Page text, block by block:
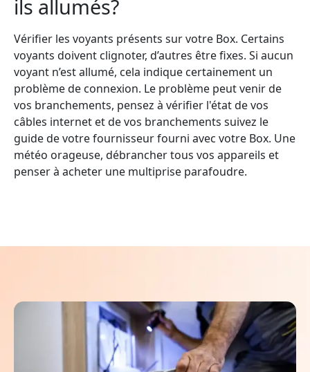
ils allumés?
Vérifier les voyants présents sur votre Box. Certains
voyants doivent clignoter, d’autres être fixes. Si aucun
voyant n’est allumé, cela indique certainement un
problème de connexion. Le problème peut venir de
vos branchements, pensez à vérifier l'état de vos
câbles internet et de vos branchements suivez le
guide de votre fournisseur fourni avec votre Box. Une
météo orageuse, débrancher tous vos appareils et
penser à acheter une multiprise parafoudre.